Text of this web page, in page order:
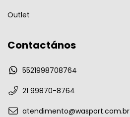
Outlet
Contactános
5521998708764
21 99870-8764
atendimento@wasport.com.br